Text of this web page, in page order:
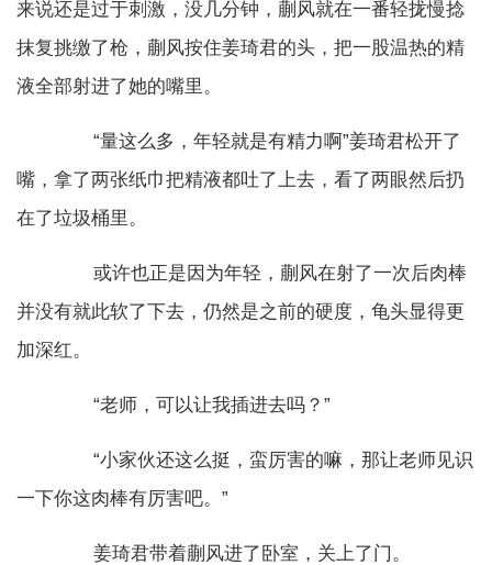
来说还是过于刺激，没几分钟，蒯风就在一番轻拢慢捻
抹复挑缴了枪，蒯风按住姜琦君的头，把一股温热的精
液全部射进了她的嘴里。
“量这么多，年轻就是有精力啊”姜琦君松开了
嘴，拿了两张纸巾把精液都吐了上去，看了两眼然后扔
在了垃圾桶里。
或许也正是因为年轻，蒯风在射了一次后肉棒
并没有就此软了下去，仍然是之前的硬度，龟头显得更
加深红。
“老师，可以让我插进去吗？”
“小家伙还这么挺，蛮厉害的嘛，那让老师见识
一下你这肉棒有厉害吧。”
姜琦君带着蒯风进了卧室，关上了门。